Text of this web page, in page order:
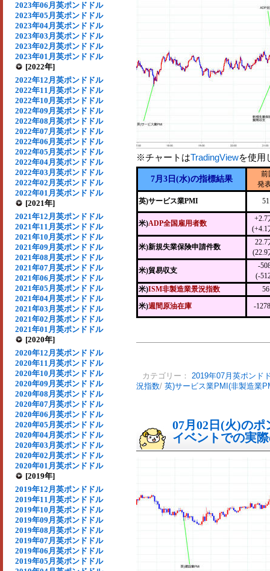
2023年06月英ポンドドル
2023年05月英ポンドドル
2023年04月英ポンドドル
2023年03月英ポンドドル
2023年02月英ポンドドル
2023年01月英ポンドドル
[2022年]
2022年12月英ポンドドル
2022年11月英ポンドドル
2022年10月英ポンドドル
2022年09月英ポンドドル
2022年08月英ポンドドル
2022年07月英ポンドドル
2022年06月英ポンドドル
2022年05月英ポンドドル
2022年04月英ポンドドル
2022年03月英ポンドドル
2022年02月英ポンドドル
2022年01月英ポンドドル
[2021年]
2021年12月英ポンドドル
2021年11月英ポンドドル
2021年10月英ポンドドル
2021年09月英ポンドドル
2021年08月英ポンドドル
2021年07月英ポンドドル
2021年06月英ポンドドル
2021年05月英ポンドドル
2021年04月英ポンドドル
2021年03月英ポンドドル
2021年02月英ポンドドル
2021年01月英ポンドドル
[2020年]
2020年12月英ポンドドル
2020年11月英ポンドドル
2020年10月英ポンドドル
2020年09月英ポンドドル
2020年08月英ポンドドル
2020年07月英ポンドドル
2020年06月英ポンドドル
2020年05月英ポンドドル
2020年04月英ポンドドル
2020年03月英ポンドドル
2020年02月英ポンドドル
2020年01月英ポンドドル
[2019年]
2019年12月英ポンドドル
2019年11月英ポンドドル
2019年10月英ポンドドル
2019年09月英ポンドドル
2019年08月英ポンドドル
2019年07月英ポンドドル
2019年06月英ポンドドル
2019年05月英ポンドドル
※チャートはTradingViewを使用
7月3日(水)の指標結果
前
発
英)サービス業PMI
米)ADP全国雇用者数
+2.7
(+4.1
米)新規失業保険申請件数
22.7
(22.9
米)貿易収支
-
(-
米)ISM非製造業景況指数
米)週間原油在庫 -
カテゴリー： 2019年07月英ポンド
況指数/ 英)サービス業PMI(非製造業
07月02日(火)の
イベントでの実